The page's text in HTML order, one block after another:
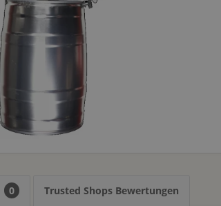
0 Trusted Shops Bewertungen